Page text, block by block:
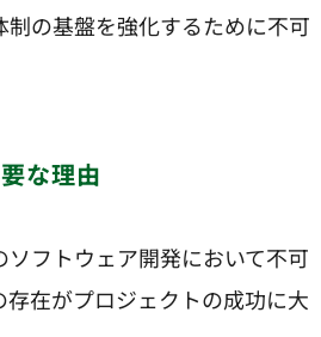
制の基盤を強化するために不可
要な理由
フトウェア開発において不可
在がプロジェクトの成功に大